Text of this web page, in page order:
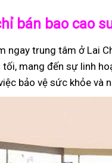
bán bao cao
ngay trung tâm ở Lai
mang đến sự linh
bảo vệ sức khỏe và